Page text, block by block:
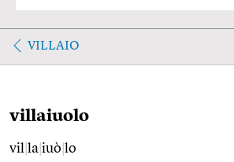
VILLAIO
villaiuolo
vil la iuò lo